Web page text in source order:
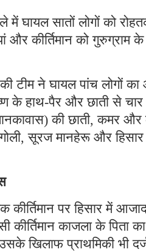
में घायल सातों लोगों को
कीर्तिमान को गुरुग्राम के
टीम ने घायल पांच लोगों
के हाथ-पैर और छाती से
की छाती, कमर
सूरज मानहेरू और
कीर्तिमान पर हिसार में
कीर्तिमान काजला के पिता
खिलाफ प्राथमिकी भी